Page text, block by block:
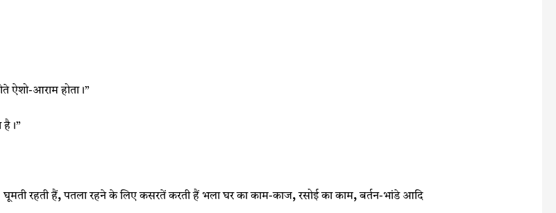
ऐशो-आराम होता।”
है।”
रहती हैं,पतला रहने के लिए कसरतें करती हैं भला घर का काम-काज,रसोई का काम,बर्तन-भांडे आदि